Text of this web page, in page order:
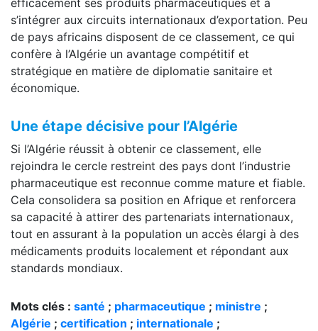
s’intégrer aux circuits internationaux d’exportation. Peu
de pays africains disposent de ce classement, ce qui
confère à l’Algérie un avantage compétitif et
stratégique en matière de diplomatie sanitaire et
économique.
Une étape décisive pour l’Algérie
Si l’Algérie réussit à obtenir ce classement, elle
rejoindra le cercle restreint des pays dont l’industrie
pharmaceutique est reconnue comme mature et fiable.
Cela consolidera sa position en Afrique et renforcera
sa capacité à attirer des partenariats internationaux,
tout en assurant à la population un accès élargi à des
médicaments produits localement et répondant aux
standards mondiaux.
Mots clés : santé ; pharmaceutique ; ministre ;
Algérie ; certification ; internationale ;